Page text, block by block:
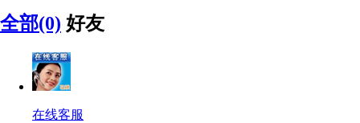
全部(0) 好友
在线客服